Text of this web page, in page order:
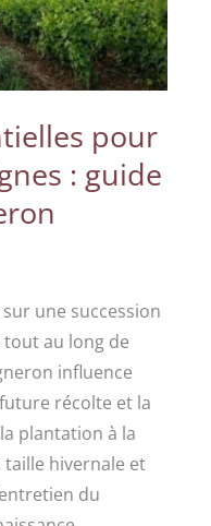
pour
: guide
une succession
au long de
influence
récolte et la
plantation à la
taille hivernale et
du